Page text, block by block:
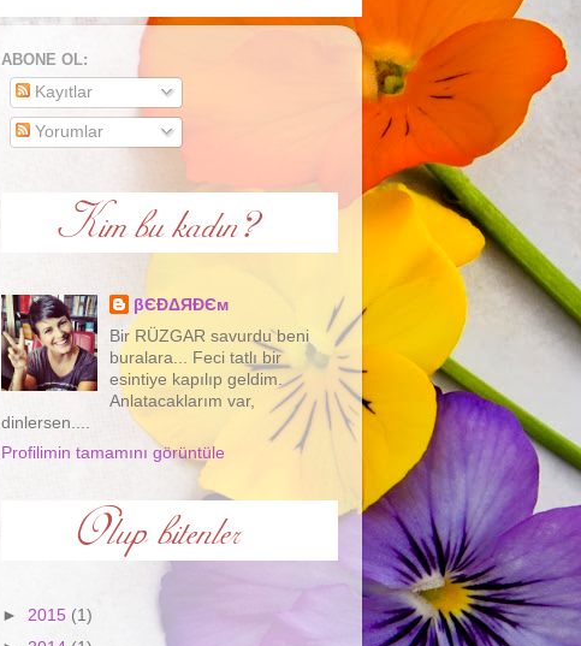
ABONE OL:
Kayıtlar
Yorumlar
βЄƉΔЯƉЄм
Bir RÜZGAR savurdu beni
buralara... Feci tatlı bir
esintiye kapılıp geldim.
Anlatacaklarım var,
dinlersen....
Profilimin tamamını görüntüle
► 2015 (1)